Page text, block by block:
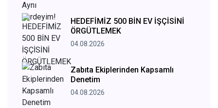
HEDEFİMİZ 500 BİN EV İŞÇİSİNİ
ÖRGÜTLEMEK
04.08.2026
Zabıta Ekiplerinden Kapsamlı
Denetim
04.08.2026